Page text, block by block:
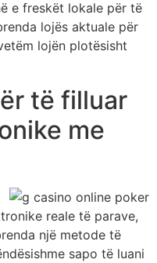
e freskët lokale për të
lojës aktuale për
lojën plotësisht
të filluar
me
reale të parave,
një metode të
sapo të luani